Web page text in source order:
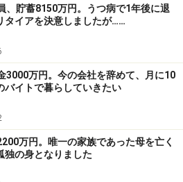
、貯蓄8150万円。うつ病で1年後に退
タイアを決意しましたが……
3000万円。今の会社を辞めて、月に10
バイトで暮らしていきたい
万円。唯一の家族であった母を亡く
独の身となりました